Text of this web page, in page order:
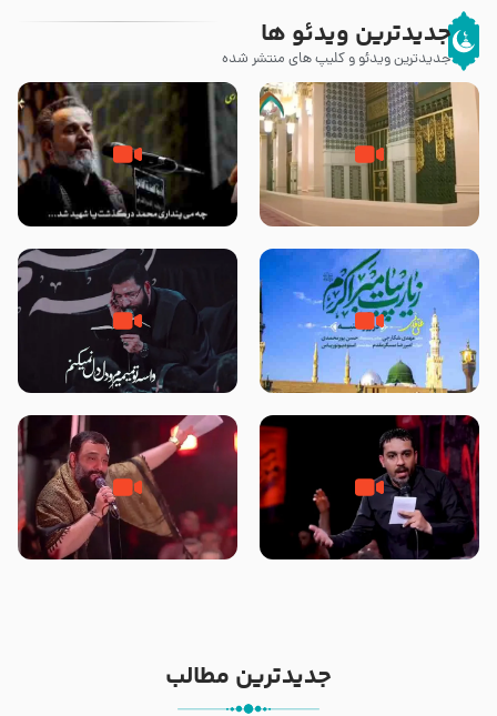
جدیدترین ویدئو ها
جدیدترین ویدئو و کلیپ های منتشر شده
زیارت پیامبر اکرم صلی الله علیه و
اله و سلم در مدینه به همراه
مرگ یا قتل – ملا باسم کربلایی
زیارت پیامبر اکرم صلی الله علیه و
آله در روز شنبه با نوای علی فانی
مصداق کربلا – حاج حسین سیب
سرخی
شور ، حسینا! به‌ حق زهرا «أُنْظُرْ
إِلَینا» – عزاداری شب هفتم ماه
جانا جانا ابی عبدالله – کربلایی جواد
مقدم – شب هشتم محرم 1448 –
جدیدترین مطالب